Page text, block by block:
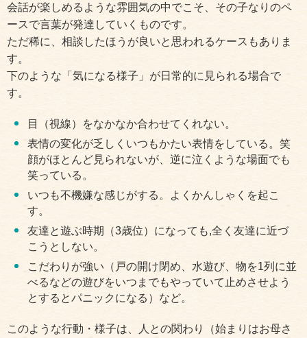
会話が楽しめるような雰囲気の中でこそ、その子なりのペ
ースで言葉が発達していくものです。
ただ稀に、相談したほうが良いと思われるケースもありま
す。
下のような「気になる様子」が日常的に見られる場合で
す。
目（視線）をなかなか合わせてくれない。
表情の変化が乏しくいつもかたい表情をしている。笑
顔がほとんど見られないが、逆に泣くような場面でも
笑っている。
いつも不機嫌な感じがする。よくかんしゃくを起こ
す。
友達と遊ぶ時期（3歳位）になっても,全く友達に近づ
こうとしない。
こだわりが強い（戸の開け閉め、水遊び、物を1列に並
べるなどの遊びをいつまでもやっていて止めさせよう
とするとパニックになる）など。
このような行動・様子は、人との関わり（始まりはお母さ